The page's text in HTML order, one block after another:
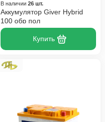
В наличии 26 шт.
Аккумулятор Giver Hybrid
100 обр пол
Купить